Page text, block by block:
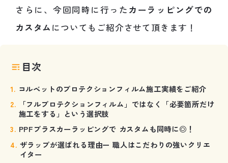
さらに、今回同時に行った カーラッピングでの
カスタム についてもご紹介させて頂きます！
目次
コルベットのプロテクションフィルム施工実績をご紹介
「フルプロテクションフィルム」ではなく「必要箇所だけ
施工をする」という選択肢
PPFプラスカーラッピングで カスタムも同時に◎！
ザラップが選ばれる理由ー 職人はこだわりの強いクリエ
イター